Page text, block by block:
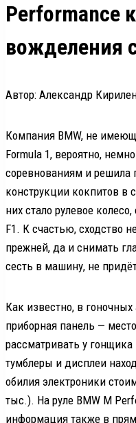
Performance
вожделения
Автор: Александр
Компания BMW, не
Formula 1, вероятно,
соревнованиям и решила
конструкции кокпитов в
них стало рулевое
F1. К счастью, сходство
прежней, да и снимать
сесть в машину, не
Как известно, в гоночных
приборная панель —
рассматривать у гонщика
тумблеры и дисплеи
обилия электроники
тыс.). На руле BMW M
информация также в